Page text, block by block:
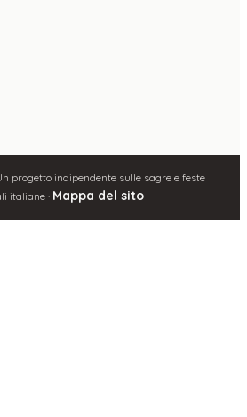
progetto indipendente sulle sagre e feste
italiane · Mappa del sito